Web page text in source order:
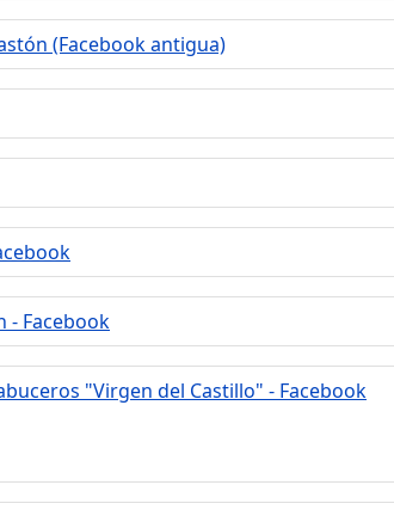
(Facebook antigua)
- Facebook
"Virgen del Castillo" - Facebook